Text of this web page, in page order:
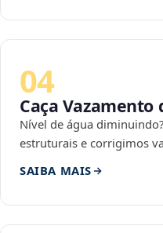
04
Caça Vazamento
Nível de água
estruturais e corrigimos
SAIBA MAIS